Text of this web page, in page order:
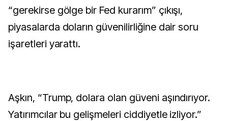
“gerekirse gölge bir Fed kurarım” çıkışı,
piyasalarda doların güvenilirliğine dair soru
işaretleri yarattı.
Aşkın, “Trump, dolara olan güveni aşındırıyor.
Yatırımcılar bu gelişmeleri ciddiyetle izliyor.”